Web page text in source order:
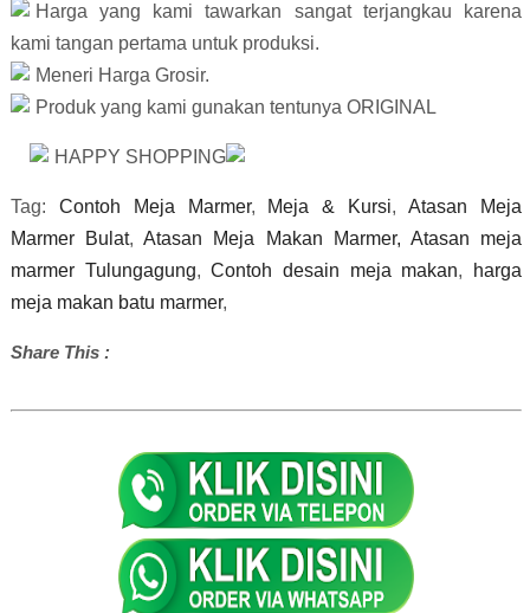
Harga yang kami tawarkan sangat terjangkau karena
kami tangan pertama untuk produksi.
Meneri Harga Grosir.
Produk yang kami gunakan tentunya ORIGINAL
HAPPY SHOPPING
Tag: Contoh Meja Marmer, Meja & Kursi,Atasan Meja
Marmer Bulat,Atasan Meja Makan Marmer, Atasan meja
marmer Tulungagung,Contoh desain meja makan,
harga
meja makan batu marmer,
Share This :